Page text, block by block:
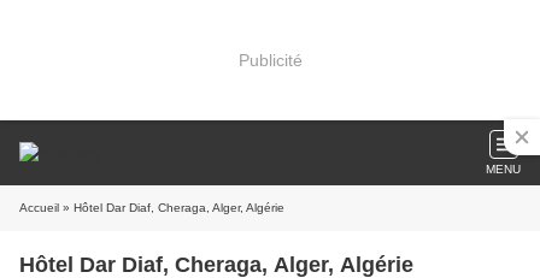
Publicité
MENU
Accueil » Hôtel Dar Diaf, Cheraga, Alger, Algérie
Hôtel Dar Diaf, Cheraga, Alger, Algérie